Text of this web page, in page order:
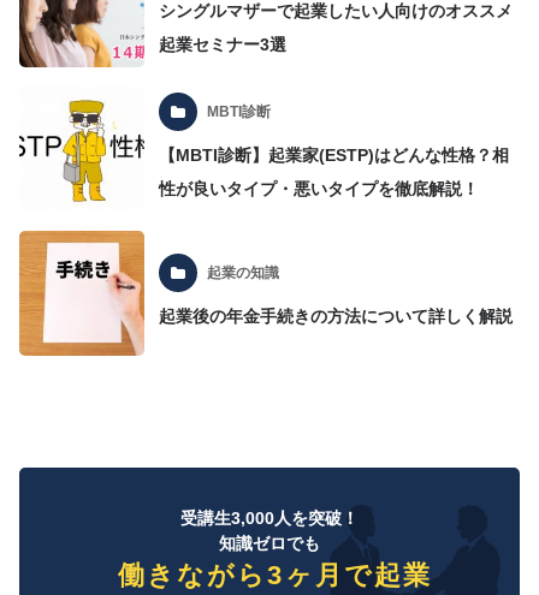
シングルマザーで起業したい人向けのオススメ
起業セミナー3選
MBTI診断
【MBTI診断】起業家(ESTP)はどんな性格？相
性が良いタイプ・悪いタイプを徹底解説！
起業の知識
起業後の年金手続きの方法について詳しく解説
受講生3,000人を突破！
知識ゼロでも
働きながら3ヶ月で起業